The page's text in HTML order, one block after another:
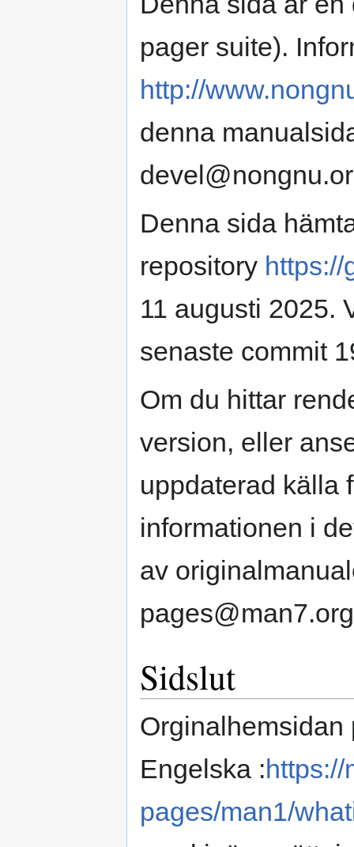
pager suite).
http://
denna
Denna sida
repository https://
11 augusti 2025.
senaste commit
Om du hittar
version, eller
uppdaterad källa
informationen i
av
Sidslut
Orginalhemsidan
Engelska :https://
pages/man1/